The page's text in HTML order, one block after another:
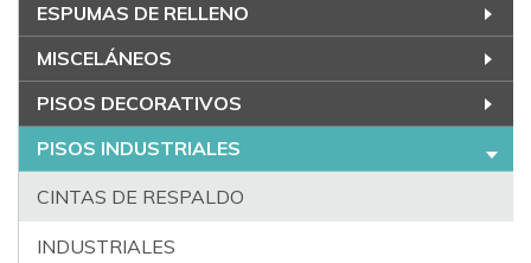
ESPUMAS DE RELLENO
MISCELÁNEOS
PISOS DECORATIVOS
PISOS INDUSTRIALES
CINTAS DE RESPALDO
INDUSTRIALES